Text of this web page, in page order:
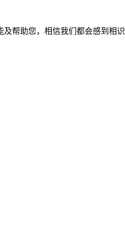
帮助您，相信我们都会感到相